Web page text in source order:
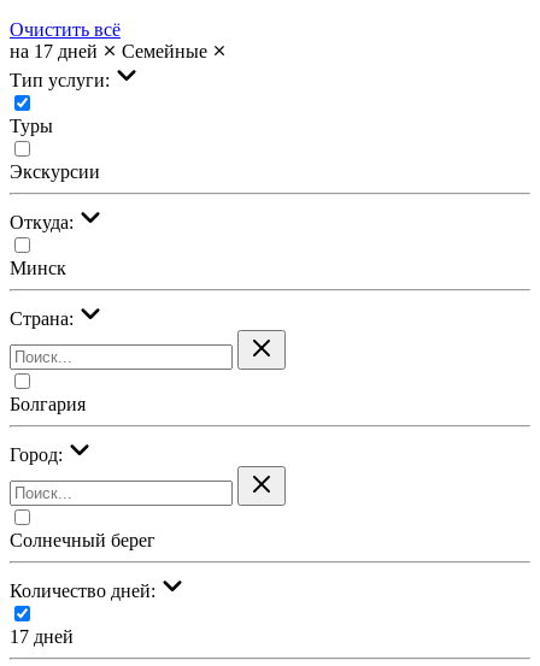
Очистить всё
на 17 дней
Семейные
Тип услуги:
Туры
Экскурсии
Откуда:
Минск
Страна:
Болгария
Город:
Солнечный берег
Количество дней:
17 дней